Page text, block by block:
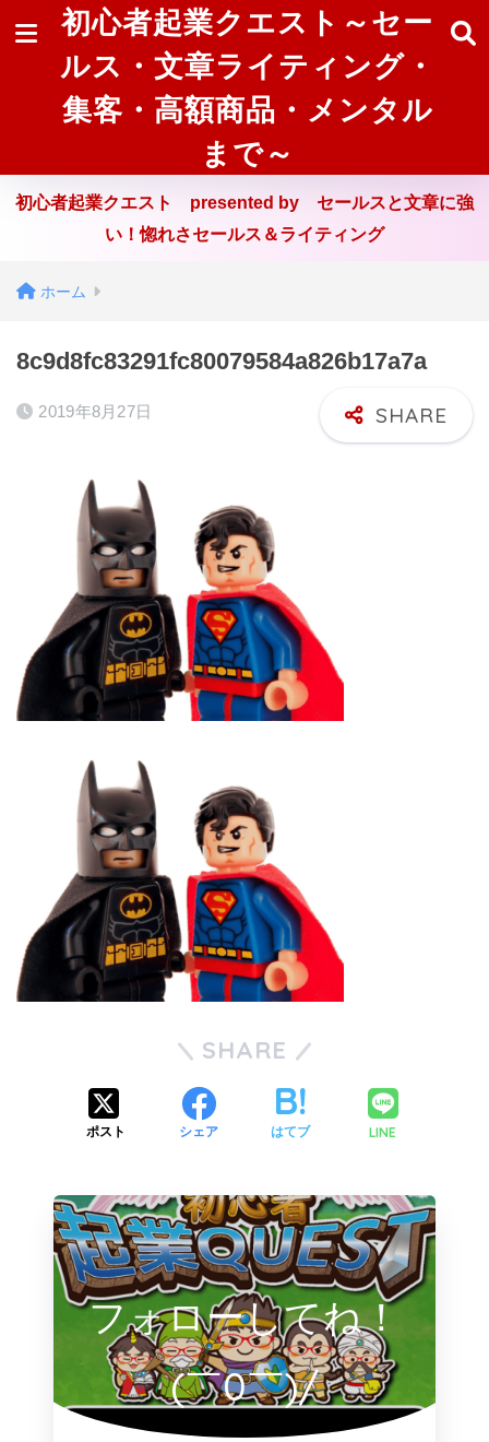
初心者起業クエスト～セー
ルス・文章ライティング・
集客・高額商品・メンタル
まで～
初心者起業クエスト presented by セールスと文章に強
い！惚れさセールス＆ライティング
ホーム
8c9d8fc83291fc80079584a826b17a7a
2019年8月27日
SHARE
ポスト シェア はてブ LINE
フォローしてね！
(￣0￣)/